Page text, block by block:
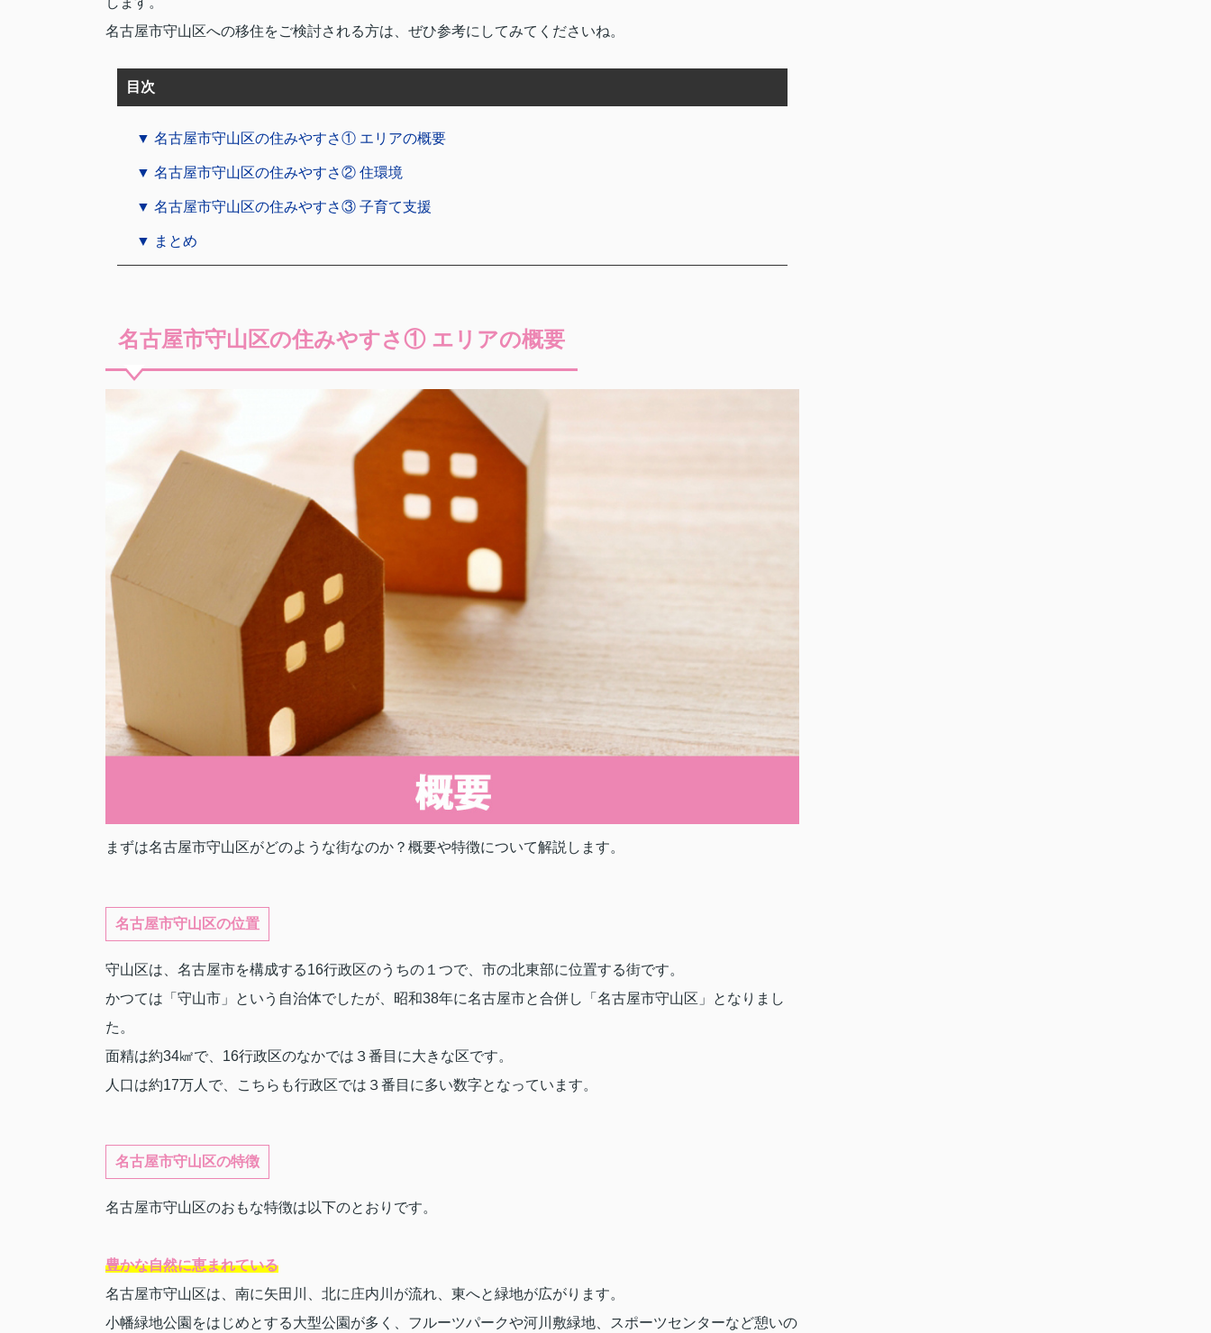
名古屋市守山区への移住をご検討される方は、ぜひ参考にしてみてくださいね。
目次
▼ 名古屋市守山区の住みやすさ① エリアの概要
▼ 名古屋市守山区の住みやすさ② 住環境
▼ 名古屋市守山区の住みやすさ③ 子育て支援
▼ まとめ
名古屋市守山区の住みやすさ① エリアの概要
まずは名古屋市守山区がどのような街なのか？概要や特徴について解説します。
名古屋市守山区の位置
守山区は、名古屋市を構成する16行政区のうちの１つで、市の北東部に位置する街です。
かつては「守山市」という自治体でしたが、昭和38年に名古屋市と合併し「名古屋市守山区」となりまし
た。
面精は約34㎢で、16行政区のなかでは３番目に大きな区です。
人口は約17万人で、こちらも行政区では３番目に多い数字となっています。
名古屋市守山区の特徴
名古屋市守山区のおもな特徴は以下のとおりです。
豊かな自然に恵まれている
名古屋市守山区は、南に矢田川、北に庄内川が流れ、東へと緑地が広がります。
小幡緑地公園をはじめとする大型公園が多く、フルーツパークや河川敷緑地、スポーツセンターなど憩いの